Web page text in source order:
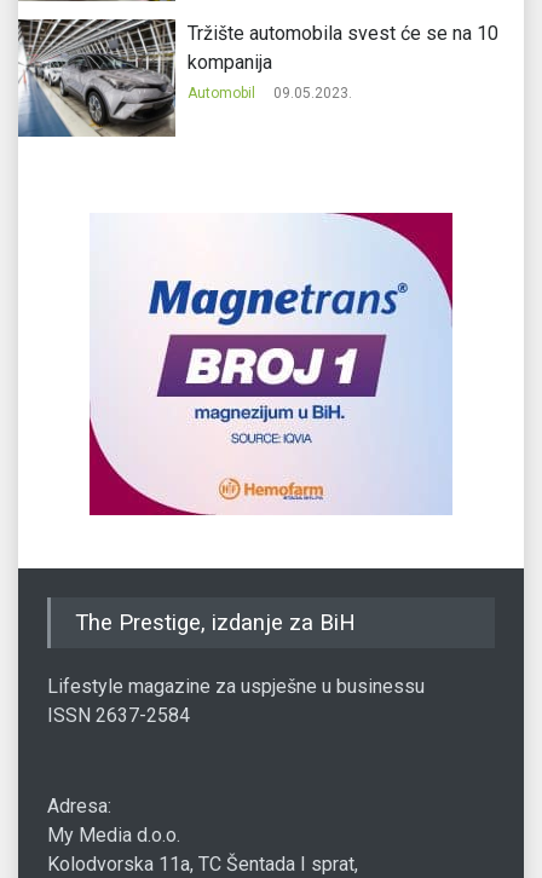
Tržište automobila svest će se na 10
kompanija
Automobil 09.05.2023.
The Prestige, izdanje za BiH
Lifestyle magazine za uspješne u businessu
ISSN 2637-2584
Adresa:
My Media d.o.o.
Kolodvorska 11a, TC Šentada I sprat,